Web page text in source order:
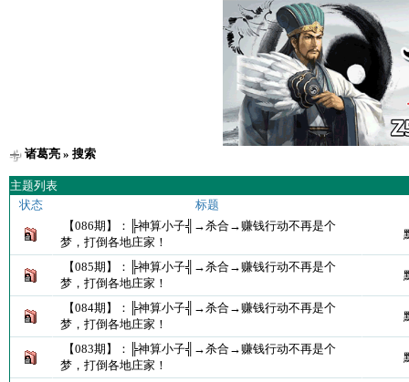
诸葛亮» 搜索
主题列表
状态
标题
【086期】：╠神算小子╣→杀合→赚钱行动不再是个
梦，打倒各地庄家！
【085期】：╠神算小子╣→杀合→赚钱行动不再是个
梦，打倒各地庄家！
【084期】：╠神算小子╣→杀合→赚钱行动不再是个
梦，打倒各地庄家！
【083期】：╠神算小子╣→杀合→赚钱行动不再是个
梦，打倒各地庄家！